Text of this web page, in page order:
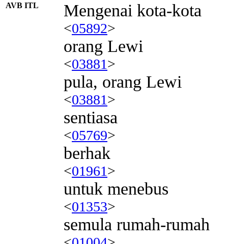
AVB ITL Mengenai kota-kota
<05892>
orang Lewi
<03881>
pula, orang Lewi
<03881>
sentiasa
<05769>
berhak
<01961>
untuk menebus
<01353>
semula rumah-rumah